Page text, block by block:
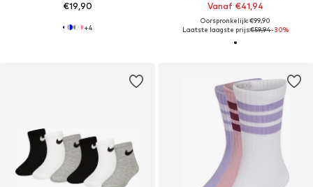
€19,90
+4
Vanaf €41,94
Oorspronkelijk: €99,90
Laatste laagste prijs:€59,94-30%